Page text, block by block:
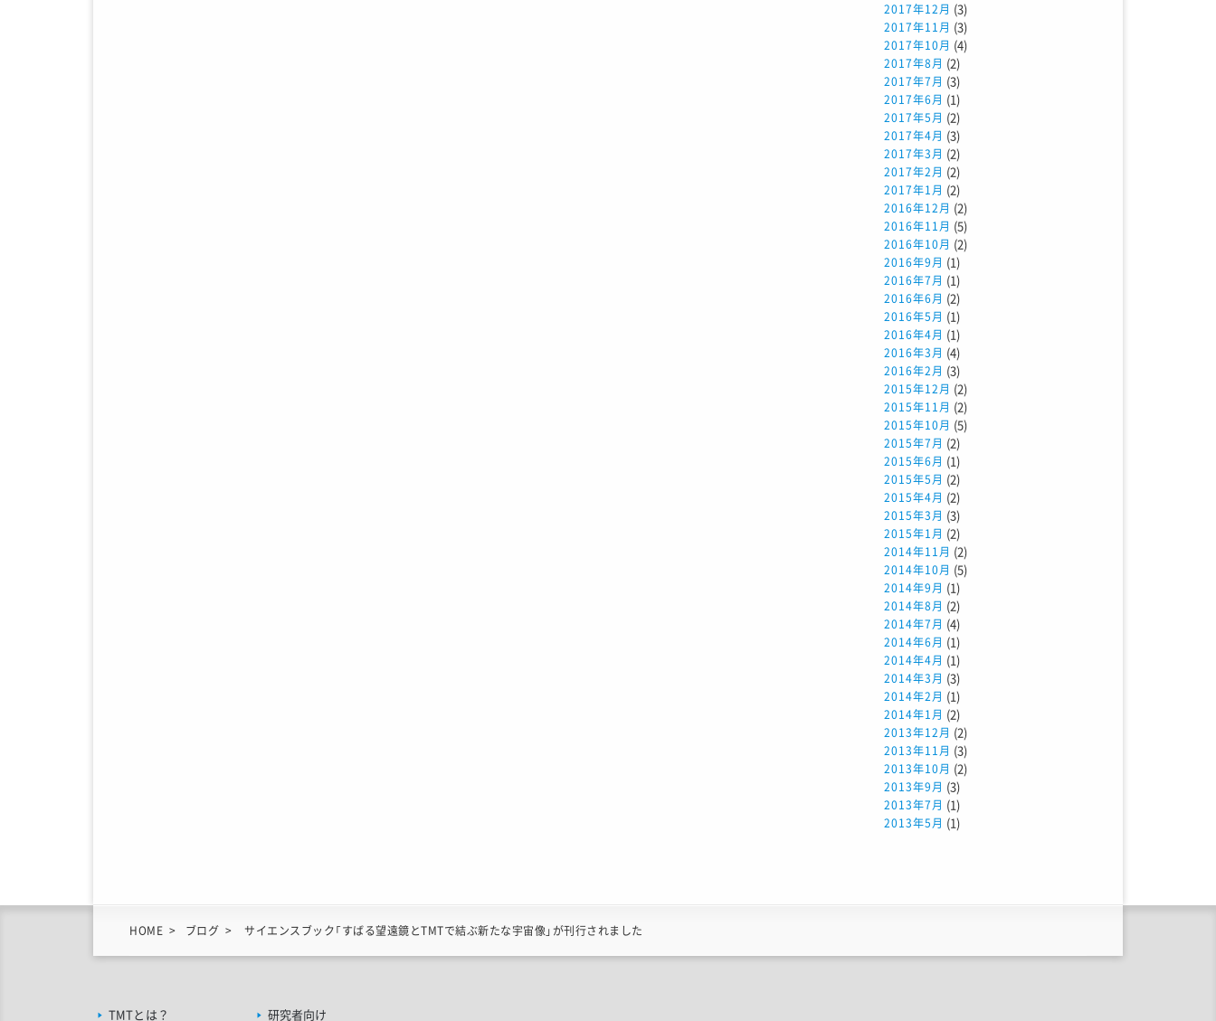
2017年12月 (3)
2017年11月 (3)
2017年10月 (4)
2017年8月 (2)
2017年7月 (3)
2017年6月 (1)
2017年5月 (2)
2017年4月 (3)
2017年3月 (2)
2017年2月 (2)
2017年1月 (2)
2016年12月 (2)
2016年11月 (5)
2016年10月 (2)
2016年9月 (1)
2016年7月 (1)
2016年6月 (2)
2016年5月 (1)
2016年4月 (1)
2016年3月 (4)
2016年2月 (3)
2015年12月 (2)
2015年11月 (2)
2015年10月 (5)
2015年7月 (2)
2015年6月 (1)
2015年5月 (2)
2015年4月 (2)
2015年3月 (3)
2015年1月 (2)
2014年11月 (2)
2014年10月 (5)
2014年9月 (1)
2014年8月 (2)
2014年7月 (4)
2014年6月 (1)
2014年4月 (1)
2014年3月 (3)
2014年2月 (1)
2014年1月 (2)
2013年12月 (2)
2013年11月 (3)
2013年10月 (2)
2013年9月 (3)
2013年7月 (1)
2013年5月 (1)
HOME ブログ サイエンスブック「すばる望遠鏡とTMTで結ぶ新たな宇宙像」が刊行されました
TMTとは？ 研究者向け